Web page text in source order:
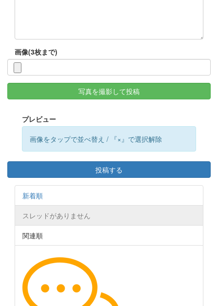
画像(3枚まで)
写真を撮影して投稿
プレビュー
画像をタップで並べ替え / 『×』で選択解除
投稿する
新着順
スレッドがありません
関連順